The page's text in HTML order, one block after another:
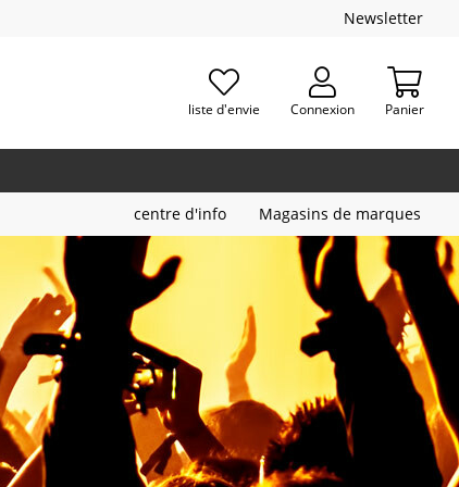
Newsletter
liste d'envie Connexion Panier
centre d'info Magasins de marques